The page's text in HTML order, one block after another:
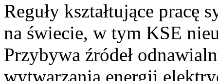
Reguły kształtujące pracę
na świecie, w tym KSE
Przybywa źródeł
wytwarzania energii